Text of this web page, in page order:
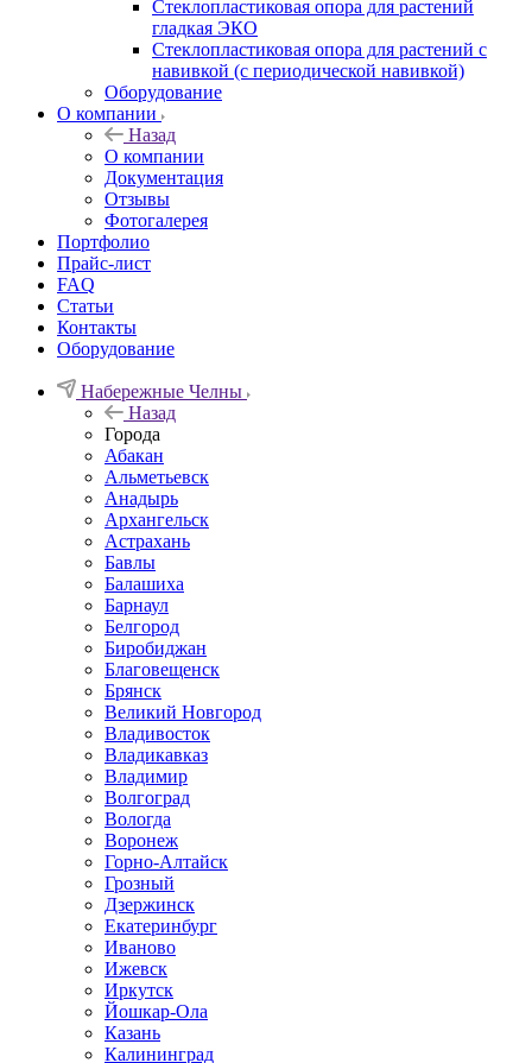
Стеклопластиковая опора для растений
гладкая ЭКО
Стеклопластиковая опора для растений с
навивкой (с периодической навивкой)
Оборудование
О компании
Назад
О компании
Документация
Отзывы
Фотогалерея
Портфолио
Прайс-лист
FAQ
Статьи
Контакты
Оборудование
Набережные Челны
Назад
Города
Абакан
Альметьевск
Анадырь
Архангельск
Астрахань
Бавлы
Балашиха
Барнаул
Белгород
Биробиджан
Благовещенск
Брянск
Великий Новгород
Владивосток
Владикавказ
Владимир
Волгоград
Вологда
Воронеж
Горно-Алтайск
Грозный
Дзержинск
Екатеринбург
Иваново
Ижевск
Иркутск
Йошкар-Ола
Казань
Калининград